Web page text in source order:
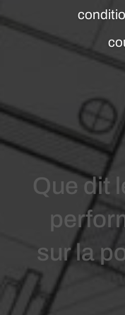
Que dit
sur la